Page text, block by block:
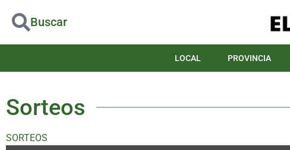
Buscar
LOCAL PROVINCIA
Sorteos
SORTEOS